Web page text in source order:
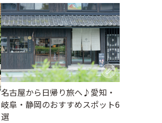
名古屋から日帰り旅へ♪愛知・
岐阜・静岡のおすすめスポット6
選